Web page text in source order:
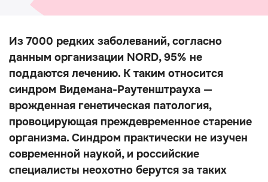
Из 7000 редких заболеваний, согласно
данным организации NORD, 95% не
поддаются лечению. К таким относится
синдром Видемана-Раутенштрауха —
врожденная генетическая патология,
провоцирующая преждевременное старение
организма. Синдром практически не изучен
современной наукой, и российские
специалисты неохотно берутся за таких